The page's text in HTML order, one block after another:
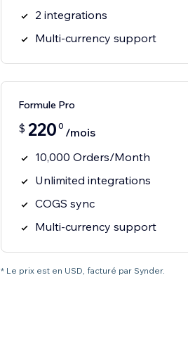
2 integrations
Multi-currency support
Formule Pro
$ 220 0 /mois
10,000 Orders/Month
Unlimited integrations
COGS sync
Multi-currency support
* Le prix est en USD, facturé par Synder.